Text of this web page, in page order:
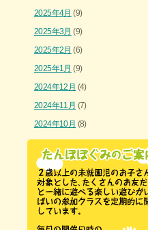
2025年4月 (9)
2025年3月 (9)
2025年2月 (6)
2025年1月 (9)
2024年12月 (4)
2024年11月 (7)
2024年10月 (8)